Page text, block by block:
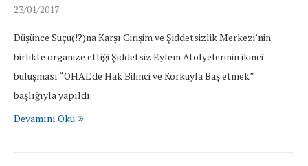
23/01/2017
Düşünce Suçu(!?)na Karşı Girişim ve Şiddetsizlik Merkezi’nin
birlikte organize ettiği Şiddetsiz Eylem Atölyelerinin ikinci
buluşması “OHAL’de Hak Bilinci ve Korkuyla Baş etmek”
başlığıyla yapıldı.
Devamını Oku